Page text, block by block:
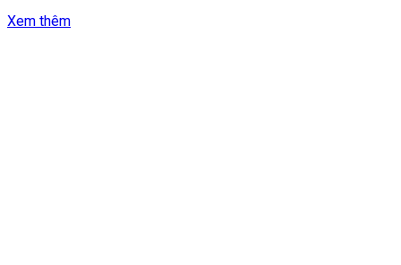
Xem thêm